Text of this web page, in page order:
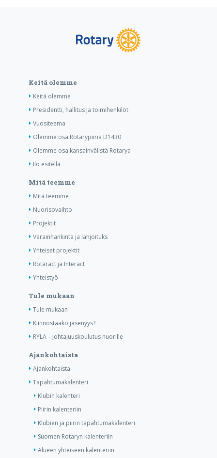
Keitä olemme
Keitä olemme
Presidentti, hallitus ja toimihenkilöt
Vuositeema
Olemme osa Rotarypiiriä D1430
Olemme osa kansainvälistä Rotarya
Ilo esitellä
Mitä teemme
Mitä teemme
Nuorisovaihto
Projektit
Varainhankinta ja lahjoituks
Yhteiset projektit
Rotaract ja Interact
Yhteistyö
Tule mukaan
Tule mukaan
Kiinnostaako jäsenyys?
RYLA – Johtajuuskoulutus nuorille
Ajankohtaista
Ajankohtaista
Tapahtumakalenteri
Klubin kalenteri
Piirin kalenteriin
Klubien ja piirin tapahtumakalenteri
Suomen Rotaryn kalenteriin
Alueen yhteiseen kalenteriin